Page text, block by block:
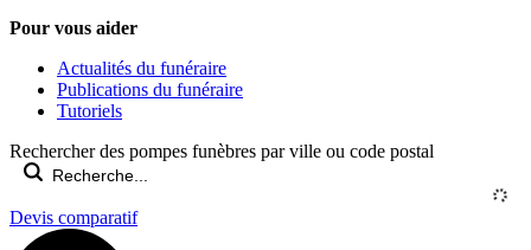
Pour vous aider
Actualités du funéraire
Publications du funéraire
Tutoriels
Rechercher des pompes funèbres par ville ou code postal
Devis comparatif